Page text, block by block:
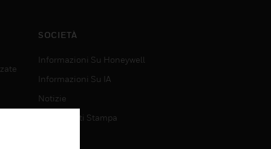
SOCIETÀ
Informazioni Su Honeywell
Informazioni Su IA
Notizie
Comunicati Stampa